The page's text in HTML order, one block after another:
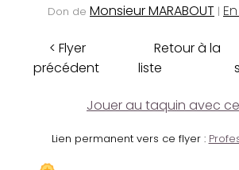
Don de Monsieur MARABOUT |
< Flyer
précédent
Retour à la
liste
Jouer au taquin avec
Lien permanent vers ce flyer :